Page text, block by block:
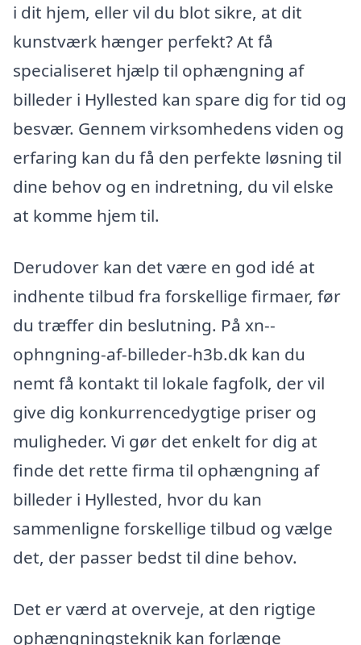
i dit hjem, eller vil du blot sikre, at dit
kunstværk hænger perfekt? At få
specialiseret hjælp til ophængning af
billeder i Hyllested kan spare dig for tid og
besvær. Gennem virksomhedens viden og
erfaring kan du få den perfekte løsning til
dine behov og en indretning, du vil elske
at komme hjem til.
Derudover kan det være en god idé at
indhente tilbud fra forskellige firmaer, før
du træffer din beslutning. På xn--
ophngning-af-billeder-h3b.dk kan du
nemt få kontakt til lokale fagfolk, der vil
give dig konkurrencedygtige priser og
muligheder. Vi gør det enkelt for dig at
finde det rette firma til ophængning af
billeder i Hyllested, hvor du kan
sammenligne forskellige tilbud og vælge
det, der passer bedst til dine behov.
Det er værd at overveje, at den rigtige
ophængningsteknik kan forlænge